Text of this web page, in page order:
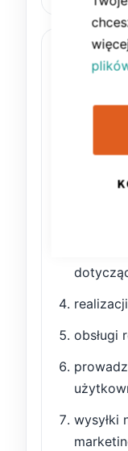
2. Cele
w
obsługi
wysyłki